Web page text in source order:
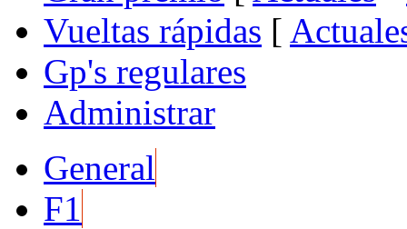
Vueltas rápidas [
Gp's regulares
Administrar
General
F1